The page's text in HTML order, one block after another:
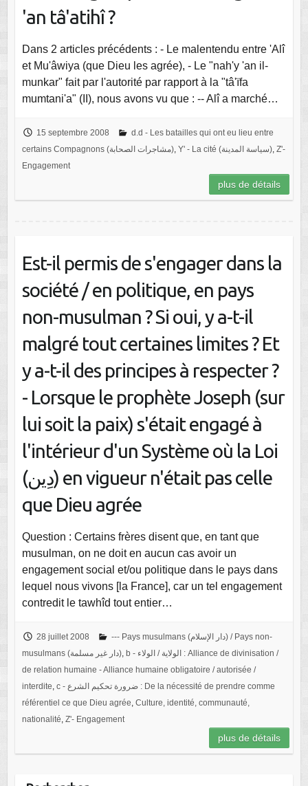
'an tâ'atihî ?
Dans 2 articles précédents : - Le malentendu entre 'Alî
et Mu'âwiya (que Dieu les agrée), - Le "nah'y 'an il-
munkar" fait par l'autorité par rapport à la "tâ'ïfa
mumtani'a" (II), nous avons vu que : -- Alî a marché…
15 septembre 2008
d.d - Les batailles qui ont eu lieu entre
certains Compagnons (مشاجرات الصحابة), Y' - La cité (سياسة المدينة), Z'-
Engagement
plus de détails
Est-il permis de s'engager dans la
société / en politique, en pays
non-musulman ? Si oui, y a-t-il
malgré tout certaines limites ? Et
y a-t-il des principes à respecter ?
- Lorsque le prophète Joseph (sur
lui soit la paix) s'était engagé à
l'intérieur d'un Système où la Loi
(دِين) en vigueur n'était pas celle
que Dieu agrée
Question : Certains frères disent que, en tant que
musulman, on ne doit en aucun cas avoir un
engagement social et/ou politique dans le pays dans
lequel nous vivons [la France], car un tel engagement
contredit le tawhîd tout entier…
28 juillet 2008
--- Pays musulmans (دار الإسلام) / Pays non-
musulmans (دار غير مسلمة), b - الولاية / الولاء : Alliance de divinisation /
de relation humaine - Alliance humaine obligatoire / autorisée /
interdite, c - ضرورة تحكيم الشرع : De la nécessité de prendre comme
référentiel ce que Dieu agrée, Culture, identité, communauté,
nationalité, Z'- Engagement
plus de détails